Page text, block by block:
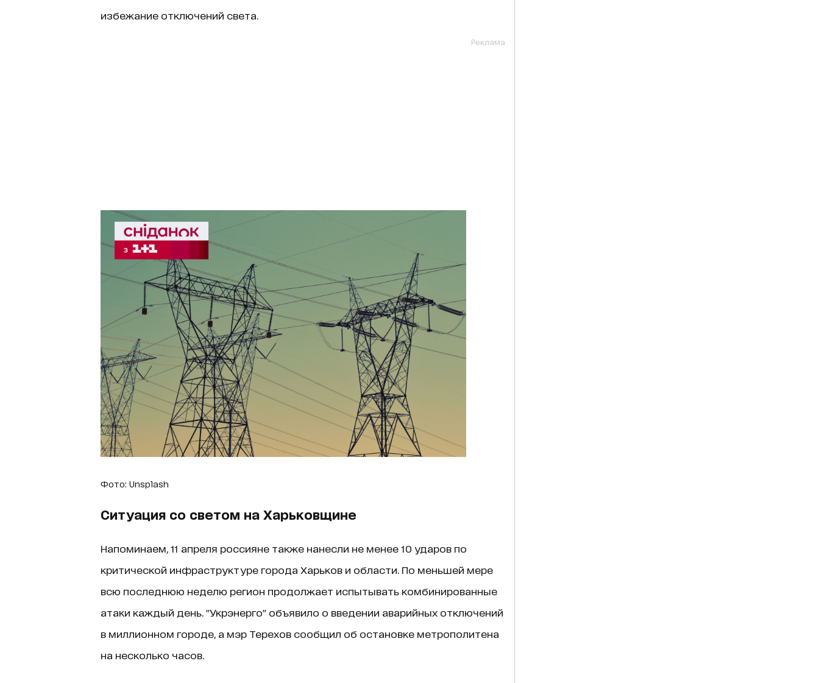
избежание отключений света.
Реклама
Фото: Unsplash
Ситуация со светом на Харьковщине
Напоминаем, 11 апреля россияне также нанесли не менее 10 ударов по
критической инфраструктуре города Харьков и области. По меньшей мере
всю последнюю неделю регион продолжает испытывать комбинированные
атаки каждый день. "Укрэнерго" объявило о введении аварийных отключений
в миллионном городе, а мэр Терехов сообщил об остановке метрополитена
на несколько часов.